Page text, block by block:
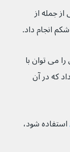
مختلفی از جمله از
انجام داد.
می توان با
که در آن
استفاده شود،